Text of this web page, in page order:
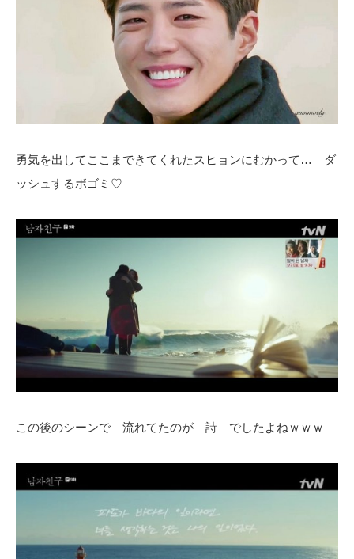
勇気を出してここまできてくれたスヒョンにむかって… ダ
ッシュするボゴミ♡
この後のシーンで 流れてたのが 詩 でしたよねｗｗｗ